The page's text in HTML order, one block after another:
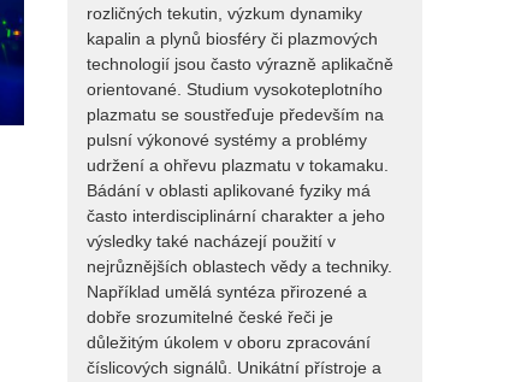
rozličných tekutin, výzkum dynamiky
kapalin a plynů biosféry či plazmových
technologií jsou často výrazně aplikačně
orientované. Studium vysokoteplotního
plazmatu se soustřeďuje především na
pulsní výkonové systémy a problémy
udržení a ohřevu plazmatu v tokamaku.
Bádání v oblasti aplikované fyziky má
často interdisciplinární charakter a jeho
výsledky také nacházejí použití v
nejrůznějších oblastech vědy a techniky.
Například umělá syntéza přirozené a
dobře srozumitelné české řeči je
důležitým úkolem v oboru zpracování
číslicových signálů. Unikátní přístroje a